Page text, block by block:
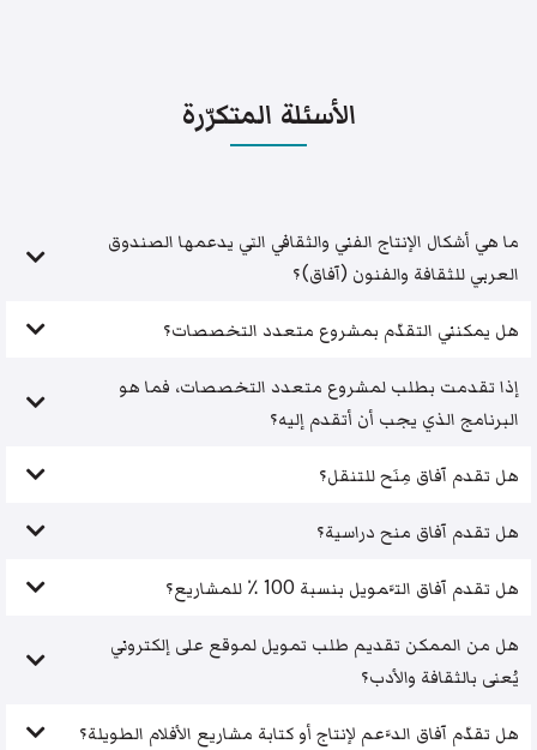
الأسئلة المتكرّرة
ما هي أشكال الإنتاج الفني والثقافي التي يدعمها الصندوق
العربي للثقافة والفنون (آفاق)؟
هل يمكنني التقدّم بمشروع متعدد التخصصات؟
إذا تقدمت بطلب لمشروع متعدد التخصصات، فما هو
البرنامج الذي يجب أن أتقدم إليه؟
هل تقدم آفاق مِنَح للتنقل؟
هل تقدم آفاق منح دراسية؟
هل تقدم آفاق التَّمويل بنسبة 100 ٪ للمشاريع؟
هل من الممكن تقديم طلب تمويل لموقع على إلكتروني
يُعنى بالثقافة والأدب؟
هل تقدّم آفاق الدَّعم لإنتاج أو كتابة مشاريع الأفلام الطويلة؟